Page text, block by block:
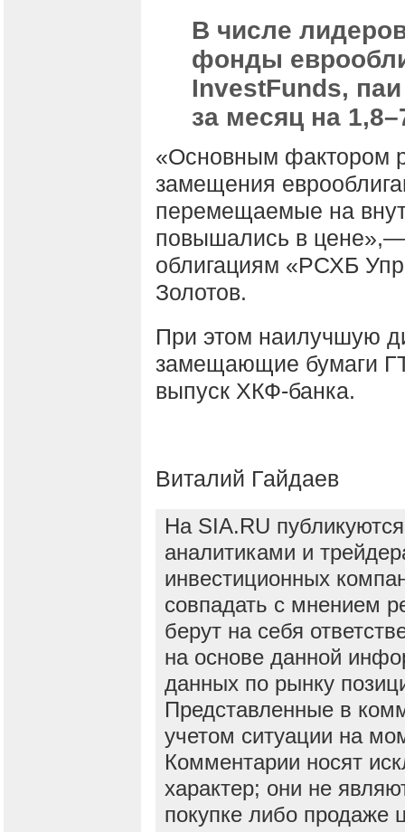
В числе
фонды
InvestFunds,
за месяц на
«Основным фактором
замещения
перемещаемые на
повышались в
облигациям «РСХБ
Золотов.
При этом наилучшую
замещающие бумаги
выпуск ХКФ-банка.
Виталий Гайдаев
На SIA.RU
аналитиками и
инвестиционных
совпадать с мнением
берут на себя
на основе данной
данных по рынку
Представленные в
учетом ситуации на
Комментарии носят
характер; они не
покупке либо продаже